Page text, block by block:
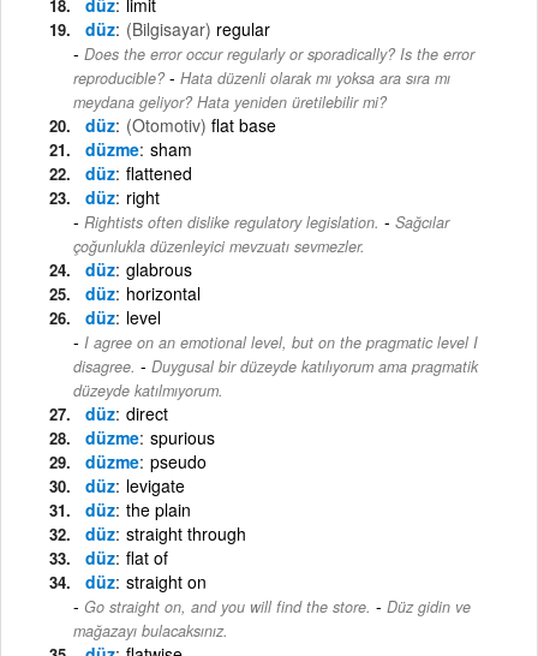
düz (Bilgisayar) regular
Does the error occur regularly or sporadically? Is the error
reproducible? - Hata düzenli olarak mı yoksa ara sıra mı
meydana geliyor? Hata yeniden üretilebilir mi?
düz (Otomotiv) flat base
düzme sham
düz flattened
düz right
Rightists often dislike regulatory legislation. - Sağcılar
çoğunlukla düzenleyici mevzuatı sevmezler.
düz glabrous
düz horizontal
düz level
I agree on an emotional level, but on the pragmatic level I
disagree. - Duygusal bir düzeyde katılıyorum ama pragmatik
düzeyde katılmıyorum.
düz direct
düzme spurious
düzme pseudo
düz levigate
düz the plain
düz straight through
düz flat of
düz straight on
Go straight on, and you will find the store. - Düz gidin ve
mağazayı bulacaksınız.